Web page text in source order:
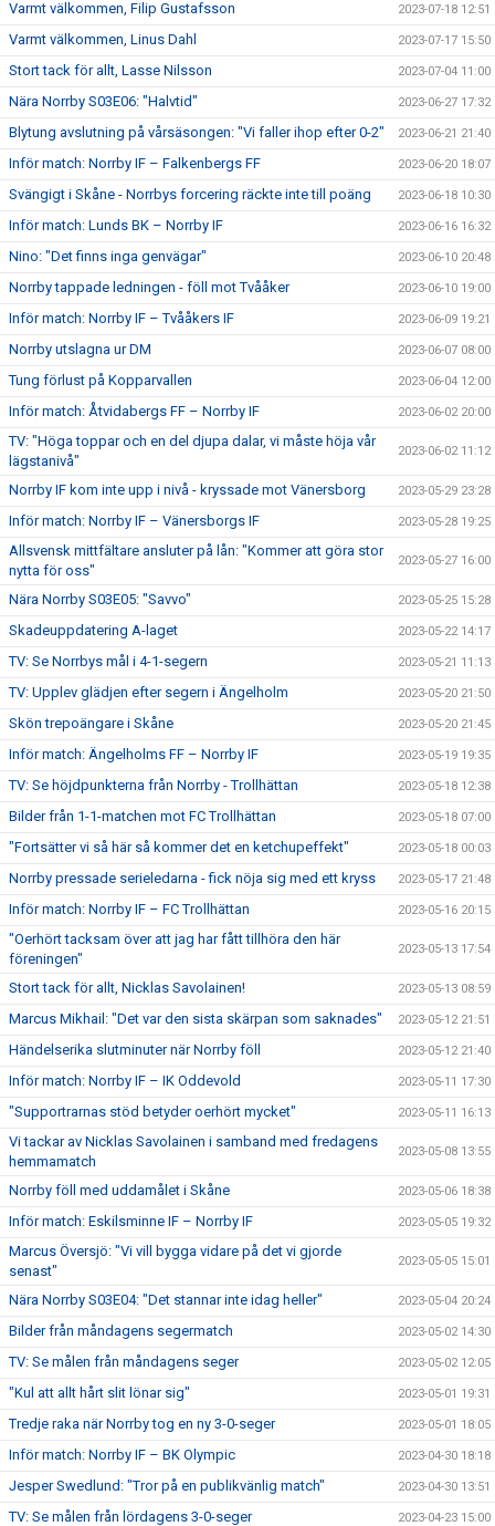
Varmt välkommen, Filip Gustafsson 2023-07-18 12:51
Varmt välkommen, Linus Dahl 2023-07-17 15:50
Stort tack för allt, Lasse Nilsson 2023-07-04 11:00
Nära Norrby S03E06: "Halvtid" 2023-06-27 17:32
Blytung avslutning på vårsäsongen: "Vi faller ihop efter 0-2" 2023-06-21 21:40
Inför match: Norrby IF – Falkenbergs FF 2023-06-20 18:07
Svängigt i Skåne - Norrbys forcering räckte inte till poäng 2023-06-18 10:30
Inför match: Lunds BK – Norrby IF 2023-06-16 16:32
Nino: "Det finns inga genvägar" 2023-06-10 20:48
Norrby tappade ledningen - föll mot Tvååker 2023-06-10 19:00
Inför match: Norrby IF – Tvååkers IF 2023-06-09 19:21
Norrby utslagna ur DM 2023-06-07 08:00
Tung förlust på Kopparvallen 2023-06-04 12:00
Inför match: Åtvidabergs FF – Norrby IF 2023-06-02 20:00
TV: "Höga toppar och en del djupa dalar, vi måste höja vår
lägstanivå"
2023-06-02 11:12
Norrby IF kom inte upp i nivå - kryssade mot Vänersborg 2023-05-29 23:28
Inför match: Norrby IF – Vänersborgs IF 2023-05-28 19:25
Allsvensk mittfältare ansluter på lån: "Kommer att göra stor
nytta för oss"
2023-05-27 16:00
Nära Norrby S03E05: "Savvo" 2023-05-25 15:28
Skadeuppdatering A-laget 2023-05-22 14:17
TV: Se Norrbys mål i 4-1-segern 2023-05-21 11:13
TV: Upplev glädjen efter segern i Ängelholm 2023-05-20 21:50
Skön trepoängare i Skåne 2023-05-20 21:45
Inför match: Ängelholms FF – Norrby IF 2023-05-19 19:35
TV: Se höjdpunkterna från Norrby - Trollhättan 2023-05-18 12:38
Bilder från 1-1-matchen mot FC Trollhättan 2023-05-18 07:00
"Fortsätter vi så här så kommer det en ketchupeffekt" 2023-05-18 00:03
Norrby pressade serieledarna - fick nöja sig med ett kryss 2023-05-17 21:48
Inför match: Norrby IF – FC Trollhättan 2023-05-16 20:15
"Oerhört tacksam över att jag har fått tillhöra den här
föreningen"
2023-05-13 17:54
Stort tack för allt, Nicklas Savolainen! 2023-05-13 08:59
Marcus Mikhail: "Det var den sista skärpan som saknades" 2023-05-12 21:51
Händelserika slutminuter när Norrby föll 2023-05-12 21:40
Inför match: Norrby IF – IK Oddevold 2023-05-11 17:30
"Supportrarnas stöd betyder oerhört mycket" 2023-05-11 16:13
Vi tackar av Nicklas Savolainen i samband med fredagens
hemmamatch
2023-05-08 13:55
Norrby föll med uddamålet i Skåne 2023-05-06 18:38
Inför match: Eskilsminne IF – Norrby IF 2023-05-05 19:32
Marcus Översjö: "Vi vill bygga vidare på det vi gjorde
senast"
2023-05-05 15:01
Nära Norrby S03E04: "Det stannar inte idag heller" 2023-05-04 20:24
Bilder från måndagens segermatch 2023-05-02 14:30
TV: Se målen från måndagens seger 2023-05-02 12:05
"Kul att allt hårt slit lönar sig" 2023-05-01 19:31
Tredje raka när Norrby tog en ny 3-0-seger 2023-05-01 18:05
Inför match: Norrby IF – BK Olympic 2023-04-30 18:18
Jesper Swedlund: "Tror på en publikvänlig match" 2023-04-30 13:51
TV: Se målen från lördagens 3-0-seger 2023-04-23 15:00